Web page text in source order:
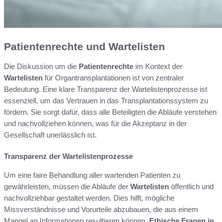
Patientenrechte und Wartelisten
Die Diskussion um die Patientenrechte im Kontext der
Wartelisten für Organtransplantationen ist von zentraler
Bedeutung. Eine klare Transparenz der Wartelistenprozesse ist
essenziell, um das Vertrauen in das Transplantationssystem zu
fördern. Sie sorgt dafür, dass alle Beteiligten die Abläufe verstehen
und nachvollziehen können, was für die Akzeptanz in der
Gesellschaft unerlässlich ist.
Transparenz der Wartelistenprozesse
Um eine faire Behandlung aller wartenden Patienten zu
gewährleisten, müssen die Abläufe der Wartelisten öffentlich und
nachvollziehbar gestaltet werden. Dies hilft, mögliche
Missverständnisse und Vorurteile abzubauen, die aus einem